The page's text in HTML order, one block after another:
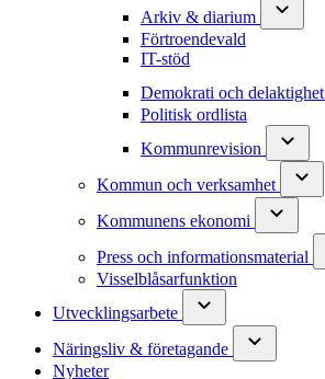
Arkiv & diarium
Förtroendevald
IT-stöd
Demokrati och delaktighet
Politisk ordlista
Kommunrevision
Kommun och verksamhet
Kommunens ekonomi
Press och informationsmaterial
Visselblåsarfunktion
Utvecklingsarbete
Näringsliv & företagande
Nyheter